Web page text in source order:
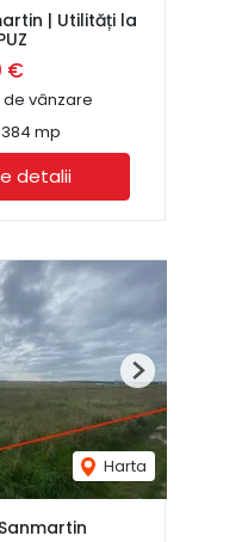
| Utilități la
€
de vânzare
mp
detalii
Harta
Next